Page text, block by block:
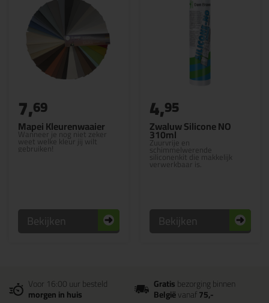
Mapei Kleurenwaaier
Wanneer je nog niet zeker
weet welke kleur jij wilt
gebruiken!
7,69
Bekijken
Zwaluw Silicone NO
310ml
Zuurvrije en
schimmelwerende
siliconenkit die makkelijk
verwerkbaar is.
4,95
Bekijken
Voor 16:00 uur besteld
morgen in huis
Gratisbezorging binnen
Belgiëvanaf75,-